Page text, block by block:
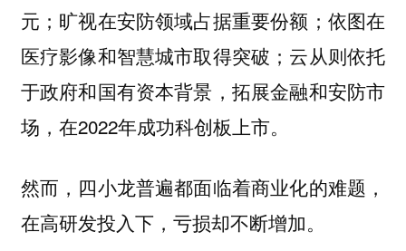
元；旷视在安防领域占据重要份额；依图在
医疗影像和智慧城市取得突破；云从则依托
于政府和国有资本背景，拓展金融和安防市
场，在2022年成功科创板上市。
然而，四小龙普遍都面临着商业化的难题，
在高研发投入下，亏损却不断增加。